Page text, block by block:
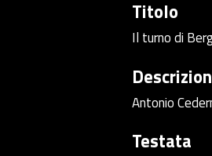
Titolo
Il turno di
Antonio
Testata